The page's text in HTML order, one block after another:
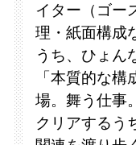
イター（ゴー
理・紙面構成
うち、ひょん
「本質的な
場。舞う仕
クリアするう